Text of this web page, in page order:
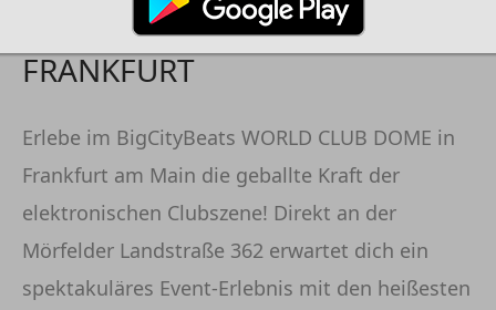
DEUTSCHE BANK PARK -
FRANKFURT
Erlebe im BigCityBeats WORLD CLUB DOME in
Frankfurt am Main die geballte Kraft der
elektronischen Clubszene! Direkt an der
Mörfelder Landstraße 362 erwartet dich ein
spektakuläres Event-Erlebnis mit den heißesten